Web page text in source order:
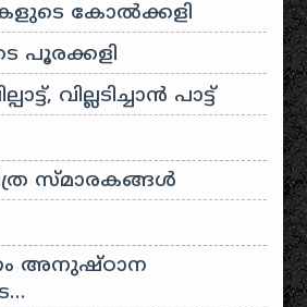
കോൽക്കളി
പൂരക്കളി
വില്ലടിച്ചാൻ പാട്ട്
സ്മാരകങ്ങൾ
അനുഷ്ഠാന